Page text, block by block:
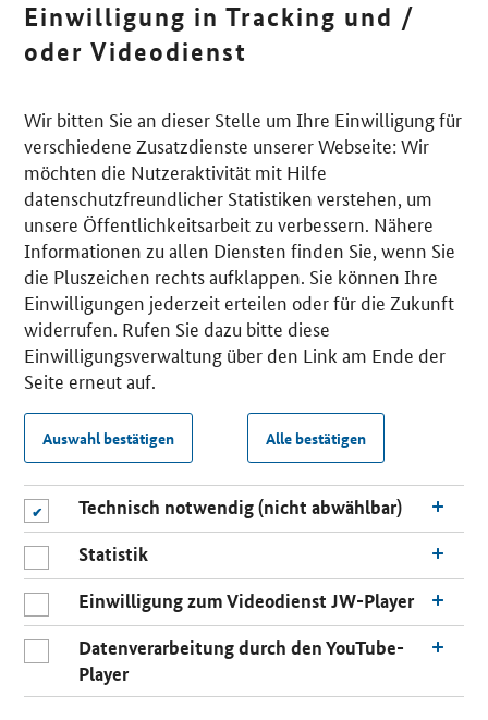
Einwilligung in Tracking und /
oder Videodienst
Wir bitten Sie an dieser Stelle um Ihre Einwilligung für
verschiedene Zusatzdienste unserer Webseite: Wir
möchten die Nutzeraktivität mit Hilfe
datenschutzfreundlicher Statistiken verstehen, um
unsere Öffentlichkeitsarbeit zu verbessern. Nähere
Informationen zu allen Diensten finden Sie, wenn Sie
die Pluszeichen rechts aufklappen. Sie können Ihre
Einwilligungen jederzeit erteilen oder für die Zukunft
widerrufen. Rufen Sie dazu bitte diese
Einwilligungsverwaltung über den Link am Ende der
Seite erneut auf.
Auswahl bestätigen Alle bestätigen
Technisch notwendig (nicht abwählbar)
Statistik
Einwilligung zum Videodienst JW-Player
Datenverarbeitung durch den YouTube-
Player